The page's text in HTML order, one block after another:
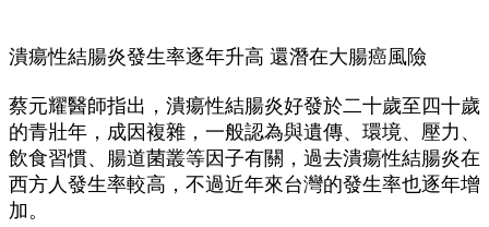
潰瘍性結腸炎發生率逐年升高 還潛在大腸癌風險
蔡元耀醫師指出，潰瘍性結腸炎好發於二十歲至四十歲
的青壯年，成因複雜，一般認為與遺傳、環境、壓力、
飲食習慣、腸道菌叢等因子有關，過去潰瘍性結腸炎在
西方人發生率較高，不過近年來台灣的發生率也逐年增
加。